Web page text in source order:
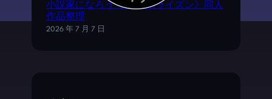
小説家になろう《ログ·ホライズン》同人
作品整理
2026 年 7 月 7 日